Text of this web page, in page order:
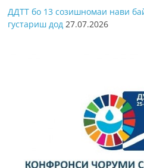
ДДТТ бо 13 созишномаи нави
густариш дод 27.07.2026